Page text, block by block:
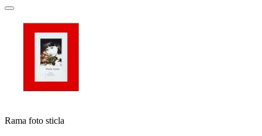
Rama foto sticla